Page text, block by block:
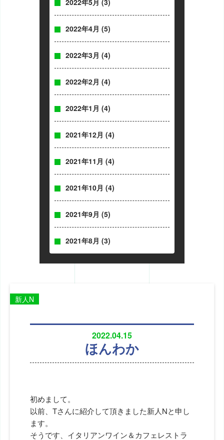
2022年5月 (3)
2022年4月 (5)
2022年3月 (4)
2022年2月 (4)
2022年1月 (4)
2021年12月 (4)
2021年11月 (4)
2021年10月 (4)
2021年9月 (5)
2021年8月 (3)
2022.04.15
ほんわか
新人N
初めまして。
以前、Tさんに紹介して頂きました新人Nと申し
ます。
そうです、イタリアンワイン＆カフェレストラ